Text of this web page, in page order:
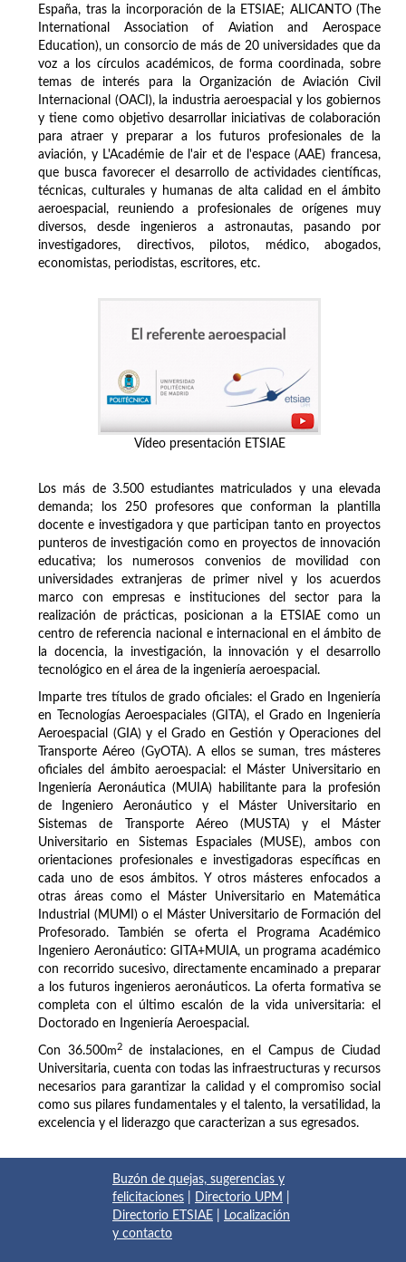
España, tras la incorporación de la ETSIAE; ALICANTO (The
International Association of Aviation and Aerospace
Education), un consorcio de más de 20 universidades que da
voz a los círculos académicos, de forma coordinada, sobre
temas de interés para la Organización de Aviación Civil
Internacional (OACI), la industria aeroespacial y los gobiernos
y tiene como objetivo desarrollar iniciativas de colaboración
para atraer y preparar a los futuros profesionales de la
aviación, y L'Académie de l'air et de l'espace (AAE) francesa,
que busca favorecer el desarrollo de actividades científicas,
técnicas, culturales y humanas de alta calidad en el ámbito
aeroespacial, reuniendo a profesionales de orígenes muy
diversos, desde ingenieros a astronautas, pasando por
investigadores, directivos, pilotos, médico, abogados,
economistas, periodistas, escritores, etc.
Vídeo presentación ETSIAE
Los más de 3.500 estudiantes matriculados y una elevada
demanda; los 250 profesores que conforman la plantilla
docente e investigadora y que participan tanto en proyectos
punteros de investigación como en proyectos de innovación
educativa; los numerosos convenios de movilidad con
universidades extranjeras de primer nivel y los acuerdos
marco con empresas e instituciones del sector para la
realización de prácticas, posicionan a la ETSIAE como un
centro de referencia nacional e internacional en el ámbito de
la docencia, la investigación, la innovación y el desarrollo
tecnológico en el área de la ingeniería aeroespacial.
Imparte tres títulos de grado oficiales: el Grado en Ingeniería
en Tecnologías Aeroespaciales (GITA), el Grado en Ingeniería
Aeroespacial (GIA) y el Grado en Gestión y Operaciones del
Transporte Aéreo (GyOTA). A ellos se suman, tres másteres
oficiales del ámbito aeroespacial: el Máster Universitario en
Ingeniería Aeronáutica (MUIA) habilitante para la profesión
de Ingeniero Aeronáutico y el Máster Universitario en
Sistemas de Transporte Aéreo (MUSTA) y el Máster
Universitario en Sistemas Espaciales (MUSE), ambos con
orientaciones profesionales e investigadoras específicas en
cada uno de esos ámbitos. Y otros másteres enfocados a
otras áreas como el Máster Universitario en Matemática
Industrial (MUMI) o el Máster Universitario de Formación del
Profesorado. También se oferta el Programa Académico
Ingeniero Aeronáutico: GITA+MUIA, un programa académico
con recorrido sucesivo, directamente encaminado a preparar
a los futuros ingenieros aeronáuticos. La oferta formativa se
completa con el último escalón de la vida universitaria: el
Doctorado en Ingeniería Aeroespacial.
Con 36.500m2
de instalaciones, en el Campus de Ciudad
Universitaria, cuenta con todas las infraestructuras y recursos
necesarios para garantizar la calidad y el compromiso social
como sus pilares fundamentales y el talento, la versatilidad, la
excelencia y el liderazgo que caracterizan a sus egresados.
Buzón de quejas, sugerencias y
felicitaciones
Directorio UPM
Directorio ETSIAE
Localización
y contacto